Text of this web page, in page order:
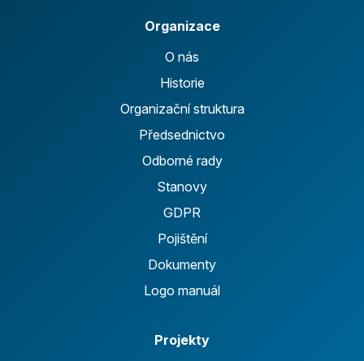
Organizace
O nás
Historie
Organizační struktura
Předsednictvo
Odborné rady
Stanovy
GDPR
Pojištění
Dokumenty
Logo manuál
Projekty